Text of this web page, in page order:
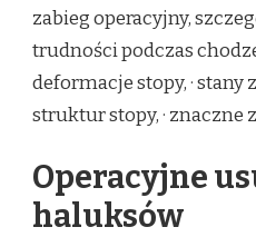
zabieg operacyjny,
trudności podczas
deformacje stopy, · stany
struktur stopy, · znaczne
Operacyjne
haluksów